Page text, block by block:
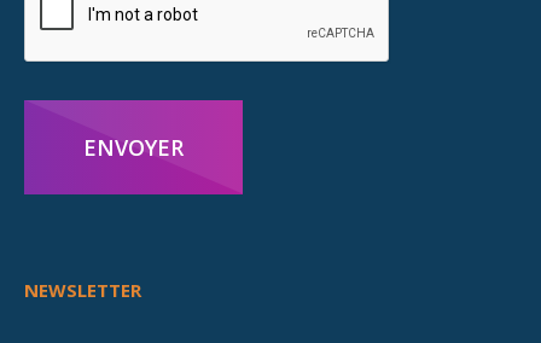
ENVOYER
NEWSLETTER